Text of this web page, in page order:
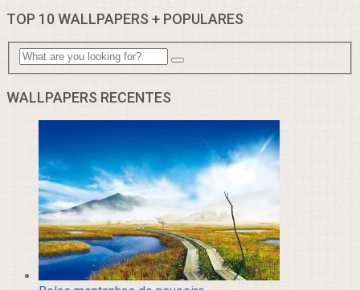
TOP 10 WALLPAPERS + POPULARES
WALLPAPERS RECENTES